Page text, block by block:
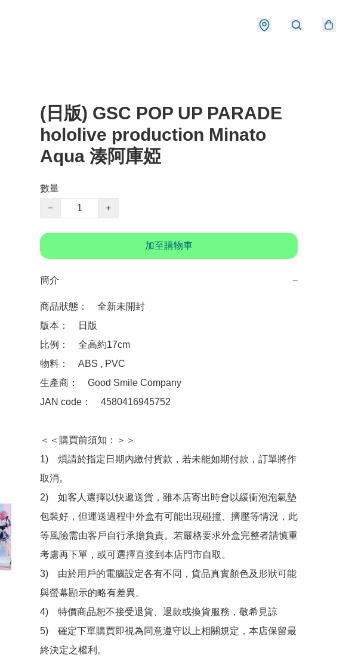
(日版) GSC POP UP PARADE
hololive production Minato
Aqua 湊阿庫婭
數量
−
+
加至購物車
簡介 −
商品狀態：　全新未開封
版本：　日版
比例：　全高約17cm
物料：　ABS , PVC
生產商：　Good Smile Company
JAN code：　4580416945752
＜＜購買前須知：＞＞
1)　煩請於指定日期內繳付貨款，若未能如期付款，訂單將作
取消。
2)　如客人選擇以快遞送貨，雖本店寄出時會以緩衝泡泡氣墊
包裝好，但運送過程中外盒有可能出現碰撞、擠壓等情況，此
等風險需由客戶自行承擔負責。若嚴格要求外盒完整者請慎重
考慮再下單，或可選擇直接到本店門市自取。
3)　由於用戶的電腦設定各有不同，貨品真實顏色及形狀可能
與螢幕顯示的略有差異。
4)　特價商品恕不接受退貨、退款或換貨服務，敬希見諒
5)　確定下單購買即視為同意遵守以上相關規定，本店保留最
終決定之權利。